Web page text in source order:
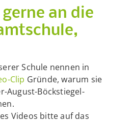
an die
Schule nennen in
Clip Gründe, warum sie
August-Böckstiegel-
Videos bitte auf das